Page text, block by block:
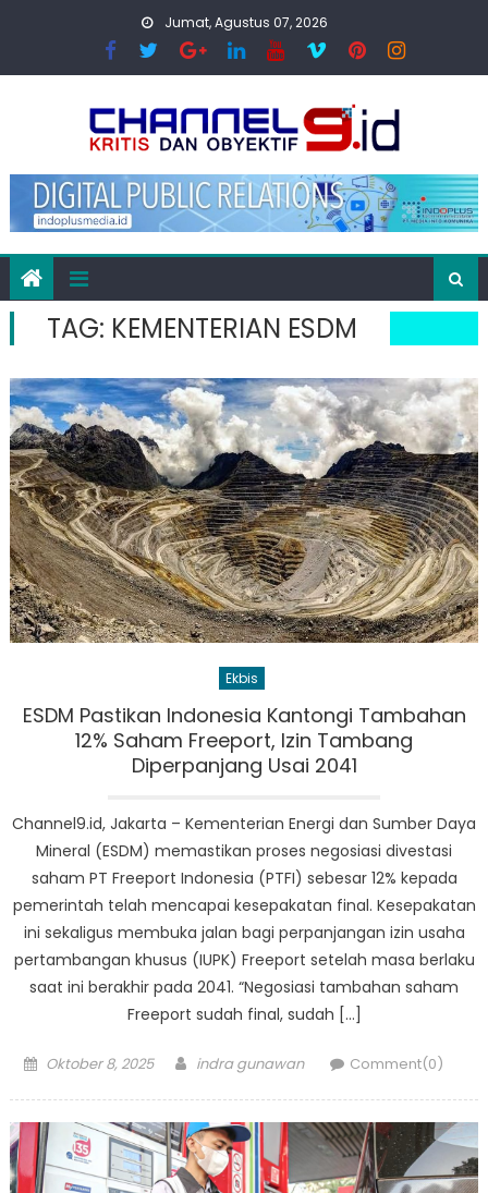
Jumat, Agustus 07, 2026
TAG: KEMENTERIAN ESDM
Ekbis
ESDM Pastikan Indonesia Kantongi Tambahan
12% Saham Freeport, Izin Tambang
Diperpanjang Usai 2041
Channel9.id, Jakarta – Kementerian Energi dan Sumber Daya
Mineral (ESDM) memastikan proses negosiasi divestasi
saham PT Freeport Indonesia (PTFI) sebesar 12% kepada
pemerintah telah mencapai kesepakatan final. Kesepakatan
ini sekaligus membuka jalan bagi perpanjangan izin usaha
pertambangan khusus (IUPK) Freeport setelah masa berlaku
saat ini berakhir pada 2041. “Negosiasi tambahan saham
Freeport sudah final, sudah […]
Posted
Oktober 8, 2025 Author
indra gunawan Comment(0)